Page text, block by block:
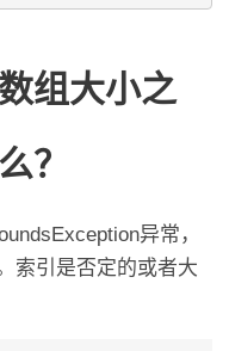
组大小之
？
异常，
索引是否定的或者大